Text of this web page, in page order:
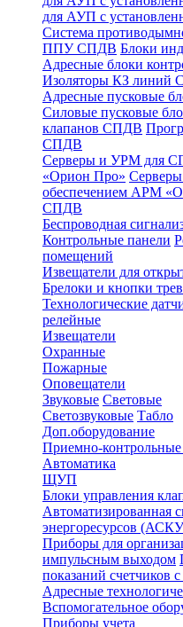
для АУП с
Система
ППУ СПДВ Блоки
Адресные блоки
Изоляторы КЗ линий
Адресные пусковые
Силовые пусковые
клапанов СПДВ
СПДВ
Серверы и УРМ для
«Орион Про»
обеспечением АРМ
СПДВ
Беспроводная
Контрольные панели
помещений
Извещатели для
Брелоки и кнопки
Технологические
релейные
Извещатели
Охранные
Пожарные
Оповещатели
Звуковые Световые
Светозвуковые Табло
Доп.оборудование
Приемно-
Автоматика
ЩУП
Блоки управления
Автоматизированная
энергоресурсов
Приборы для
импульсным выходом
показаний счетчиков
Адресные
Вспомогательное
Приборы учета